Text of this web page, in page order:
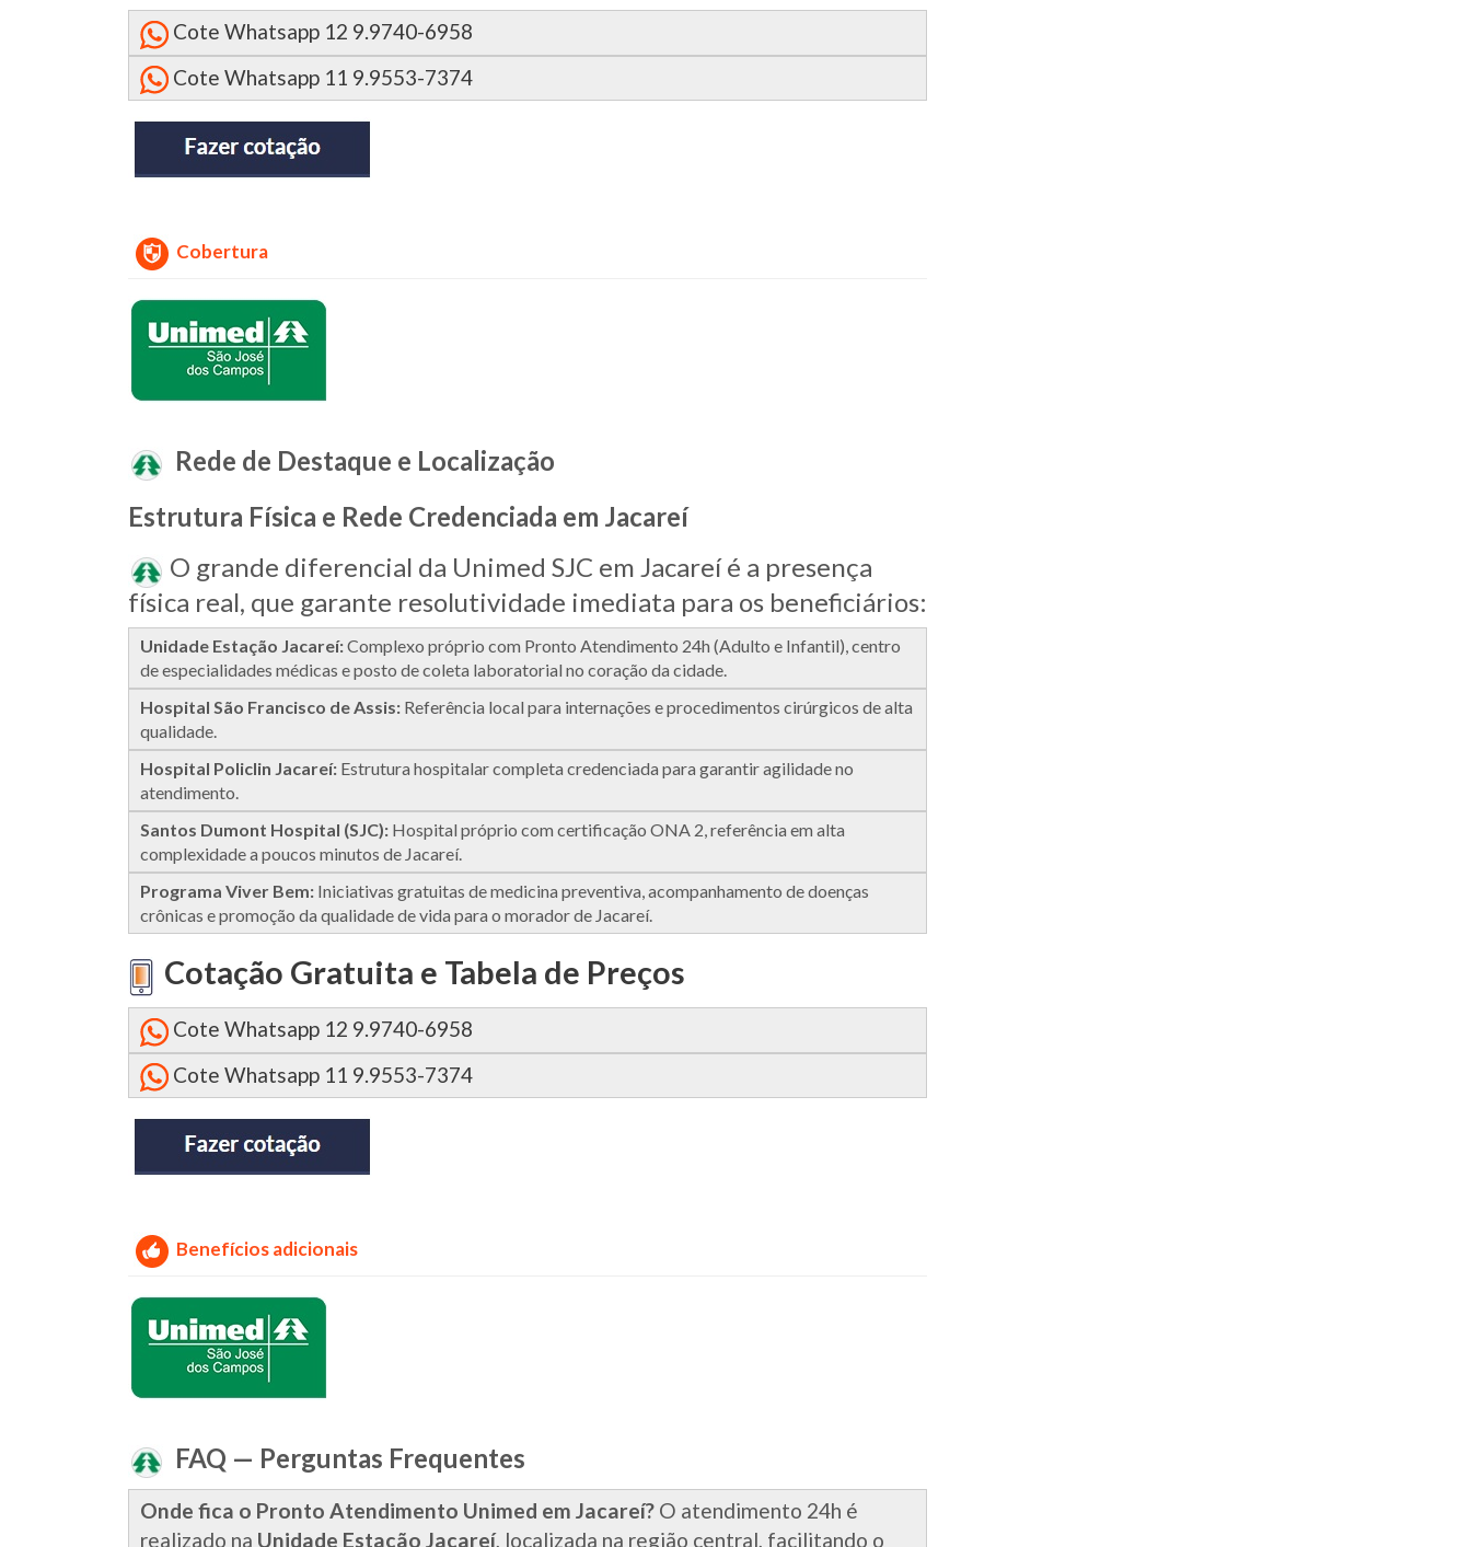
Cote Whatsapp 12 9.9740-6958
Cote Whatsapp 11 9.9553-7374
Cobertura
Rede de Destaque e Localização
Estrutura Física e Rede Credenciada em Jacareí
O grande diferencial da Unimed SJC em Jacareí é a presença
física real, que garante resolutividade imediata para os beneficiários:
Unidade Estação Jacareí:Complexo próprio com Pronto Atendimento 24h (Adulto e Infantil), centro
de especialidades médicas e posto de coleta laboratorial no coração da cidade.
Hospital São Francisco de Assis: Referência local para internações e procedimentos cirúrgicos de alta
qualidade.
Hospital Policlin Jacareí: Estrutura hospitalar completa credenciada para garantir agilidade no
atendimento.
Santos Dumont Hospital (SJC): Hospital próprio com certificação ONA 2, referência em alta
complexidade a poucos minutos de Jacareí.
Programa Viver Bem: Iniciativas gratuitas de medicina preventiva, acompanhamento de doenças
crônicas e promoção da qualidade de vida para o morador de Jacareí.
Cotação Gratuita e Tabela de Preços
Cote Whatsapp 12 9.9740-6958
Cote Whatsapp 11 9.9553-7374
Benefícios adicionais
FAQ — Perguntas Frequentes
Onde fica o Pronto Atendimento Unimed em Jacareí? O atendimento 24h é
realizado na Unidade Estação Jacareí, localizada na região central, facilitando o